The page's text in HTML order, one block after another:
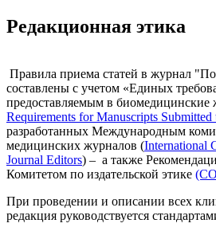
Редакционная этика
Правила приема статей в журнал
составлены с учетом «Единых
предоставляемым в биомедицинские
Requirements for Manuscripts
разработанных Международным
медицинских журналов (International
Journal Editors) – а также
Комитетом по издательской этике
При проведении и описании всех
редакция руководствуется